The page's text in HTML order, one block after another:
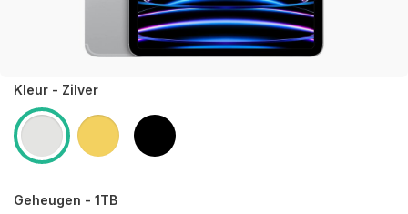
Kleur - Zilver
Geheugen - 1TB